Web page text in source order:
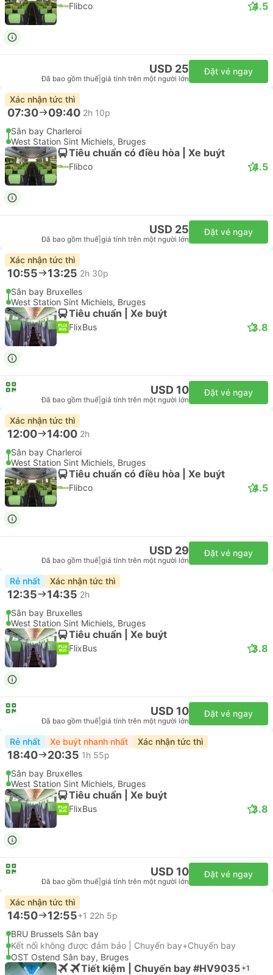
Flibco 4.5
USD 25
Đã bao gồm thuế giá tính trên một người lớn
Đặt vé ngay
Xác nhận tức thì
07:30 09:40 2h 10p
Sân bay Charleroi
West Station Sint Michiels, Bruges
Tiêu chuẩn có điều hòa | Xe buýt
Flibco 4.5
USD 25
Đã bao gồm thuế giá tính trên một người lớn
Đặt vé ngay
Xác nhận tức thì
10:55 13:25 2h 30p
Sân bay Bruxelles
West Station Sint Michiels, Bruges
Tiêu chuẩn | Xe buýt
FlixBus 3.8
USD 10
Đã bao gồm thuế giá tính trên một người lớn
Đặt vé ngay
Xác nhận tức thì
12:00 14:00 2h
Sân bay Charleroi
West Station Sint Michiels, Bruges
Tiêu chuẩn có điều hòa | Xe buýt
Flibco 4.5
USD 29
Đã bao gồm thuế giá tính trên một người lớn
Đặt vé ngay
Rẻ nhất Xác nhận tức thì
12:35 14:35 2h
Sân bay Bruxelles
West Station Sint Michiels, Bruges
Tiêu chuẩn | Xe buýt
FlixBus 3.8
USD 10
Đã bao gồm thuế giá tính trên một người lớn
Đặt vé ngay
Rẻ nhất Xe buýt nhanh nhất Xác nhận tức thì
18:40 20:35 1h 55p
Sân bay Bruxelles
West Station Sint Michiels, Bruges
Tiêu chuẩn | Xe buýt
FlixBus 3.8
USD 10
Đã bao gồm thuế giá tính trên một người lớn
Đặt vé ngay
Xác nhận tức thì
14:50 12:55+1 22h 5p
BRU Brussels Sân bay
Kết nối không được đảm bảo | Chuyến bay+Chuyến bay
OST Ostend Sân bay, Bruges
Tiết kiệm | Chuyến bay #HV9035 +1